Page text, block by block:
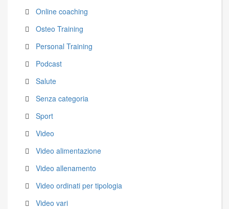
Online coaching
Osteo Training
Personal Training
Podcast
Salute
Senza categoria
Sport
Video
Video alimentazione
Video allenamento
Video ordinati per tipologia
Video vari